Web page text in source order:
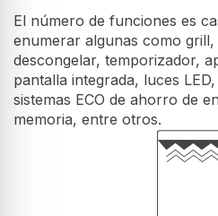
El número de funciones es
enumerar algunas como
descongelar, temporizador,
pantalla integrada, luces
sistemas ECO de ahorro de
memoria, entre otros.